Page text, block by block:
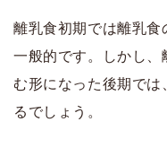
離乳食初期では離乳
一般的です。しかし、
む形になった後期では
るでしょう。